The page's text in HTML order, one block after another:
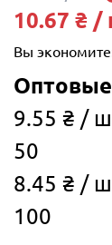
10.67 ₴ /
Вы
9.55 ₴ /
50
8.45 ₴ /
100